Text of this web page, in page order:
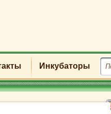
Инкубаторы